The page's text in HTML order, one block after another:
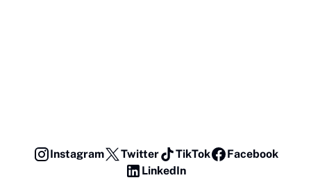
Instagram Twitter TikTok
Facebook
LinkedIn